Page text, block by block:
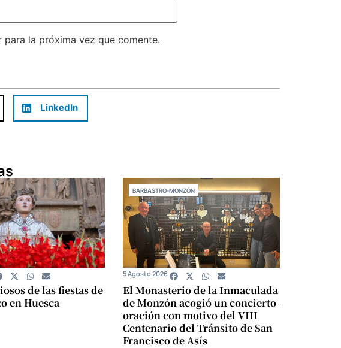
la próxima vez que comente.
LinkedIn
de las fiestas de
en Huesca
BARBASTRO-MONZÓN
El Monasterio de la Inmaculada
de Monzón acogió un concierto-
oración con motivo del VIII
Centenario del Tránsito de San
Francisco de Asís
5 Agosto 2026